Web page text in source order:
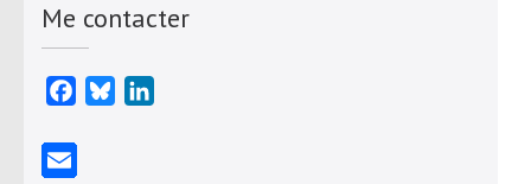
Me contacter
Facebook
Bluesky